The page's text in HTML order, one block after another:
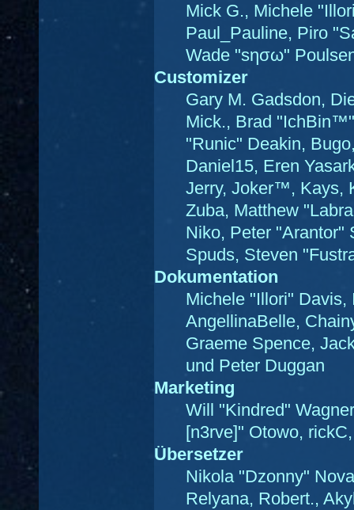
Mick G., Michele
Paul_Pauline, Piro
Wade "sησω"
Customizer
Gary M. Gadsdon,
Mick., Brad
"Runic" Deakin,
Daniel15, Eren
Jerry, Joker™, Kays,
Zuba, Matthew
Niko, Peter "Arantor"
Spuds, Steven
Dokumentation
Michele "Illori" Davis,
AngellinaBelle,
Graeme Spence,
und Peter Duggan
Marketing
Will "Kindred"
[n3rve]" Otowo,
Übersetzer
Nikola "Dzonny"
Relyana, Robert.,